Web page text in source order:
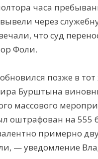
часа
через
что суд
Фоли.
позже в
Бурштына
массового
оштрафован на 555
примерно
— уведомление